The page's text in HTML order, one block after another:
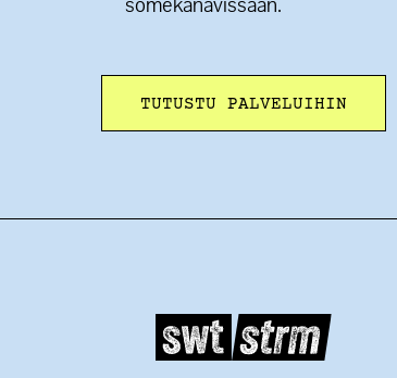
TUTUSTU PALVELUIHIN